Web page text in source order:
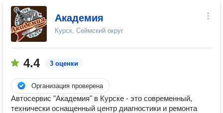
Академия
Курск, Сеймский округ
4.4 3 оценки
Организация проверена
Автосервис "Академия" в Курске - это современный,
технически оснащенный центр диагностики и ремонта